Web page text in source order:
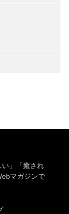
」「癒され
マガジンで